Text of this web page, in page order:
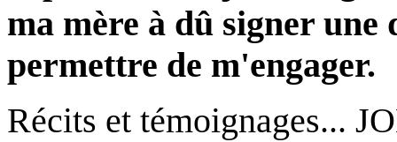
ma mère à dû signer une
permettre de m'engager.
Récits et témoignages...